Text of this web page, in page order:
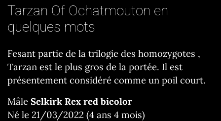
Tarzan Of Ochatmouton en
quelques mots
Fesant partie de la trilogie des homozygotes ,
Tarzan est le plus gros de la portée. Il est
présentement considéré comme un poil court.
Mâle Selkirk Rex red bicolor
Né le 21/03/2022 (4 ans 4 mois)